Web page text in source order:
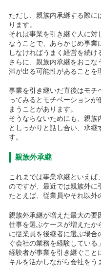
ただし、親族内承継する際
ります。
それは事業を引き継ぐ人に対
なうことで、あらかじめ事
しなければうまく経営を続け
さらに、親族内承継をおこ
満が出る可能性があることを
事業を引き継いだ直後はモチ
ってみるとモチベーション
まうことがあります。
そうならないためにも、親族
としっかりと話し合い、承
す。
親族外承継
これまでは事業承継といえ
のですが、最近では親族外に
たとえば、従業員やそれ以外
親族外承継が増えた最大の要
仕事を選ぶケースが増えたか
に従業員を後継者に選ぶ場
ぐ会社の業務を経験している
経験者が事業を引き継ぐこと
キルを活かしながら会社をう